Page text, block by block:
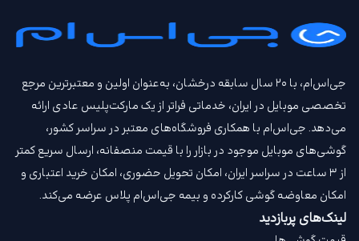
جی‌اس‌ام، با ۲۰ سال سابقه درخشان، به‌عنوان اولین و معتبرترین مرجع
تخصصی موبایل در ایران، خدماتی فراتر از یک مارکت‌پلیس عادی ارائه
می‌دهد. جی‌اس‌ام با همکاری فروشگاه‌های معتبر در سراسر کشور،
گوشی‌های موبایل موجود در بازار را با قیمت‌ منصفانه، ارسال سریع کمتر
از ۳ ساعت در سراسر ایران، امکان تحویل حضوری، امکان خرید اعتباری و
امکان معاوضه گوشی کارکرده و بیمه جی‌اس‌ام‌ پلاس عرضه می‌کند.
لینک‌های پربازدید